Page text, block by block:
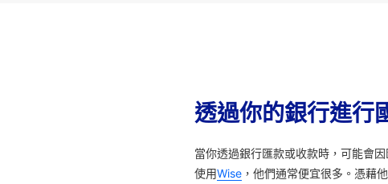
透過你的銀行進行
當你透過銀行匯款或收款時，可能會
使用Wise ，他們通常便宜很多。憑藉